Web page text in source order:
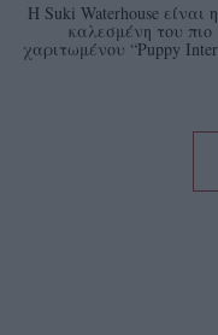
Η Suki Waterhouse είναι
καλεσμένη του πιο
χαριτωμένου “Puppy